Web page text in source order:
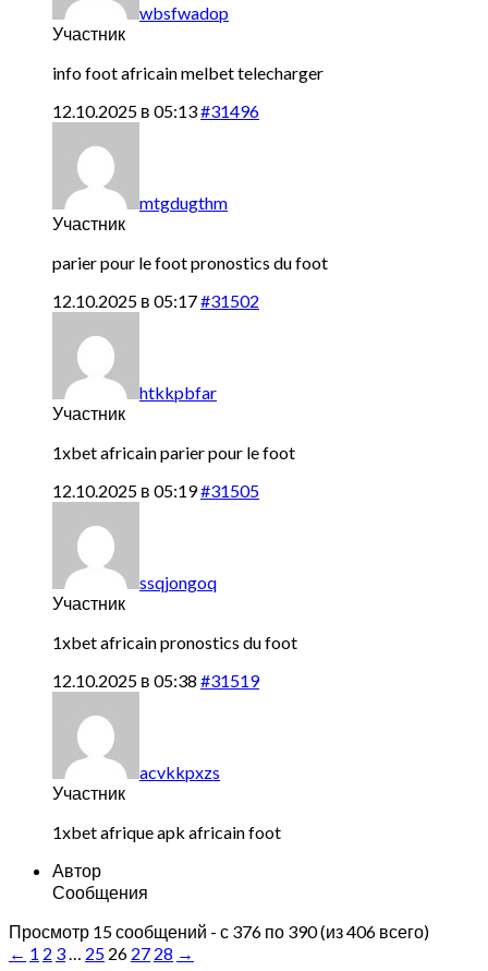
wbsfwadop
Участник
info foot africainmelbet telecharger
12.10.2025 в 05:13#31496
mtgdugthm
Участник
parier pour le footpronostics du foot
12.10.2025 в 05:17#31502
htkkpbfar
Участник
1xbet africainparier pour le foot
12.10.2025 в 05:19#31505
ssqjongoq
Участник
1xbet africainpronostics du foot
12.10.2025 в 05:38 #31519
acvkkpxzs
Участник
1xbet afrique apk africain foot
Автор
Сообщения
Просмотр 15 сообщений - с 376 по 390 (из 406 всего)
← 1 2 3… 25 26 27 28 →